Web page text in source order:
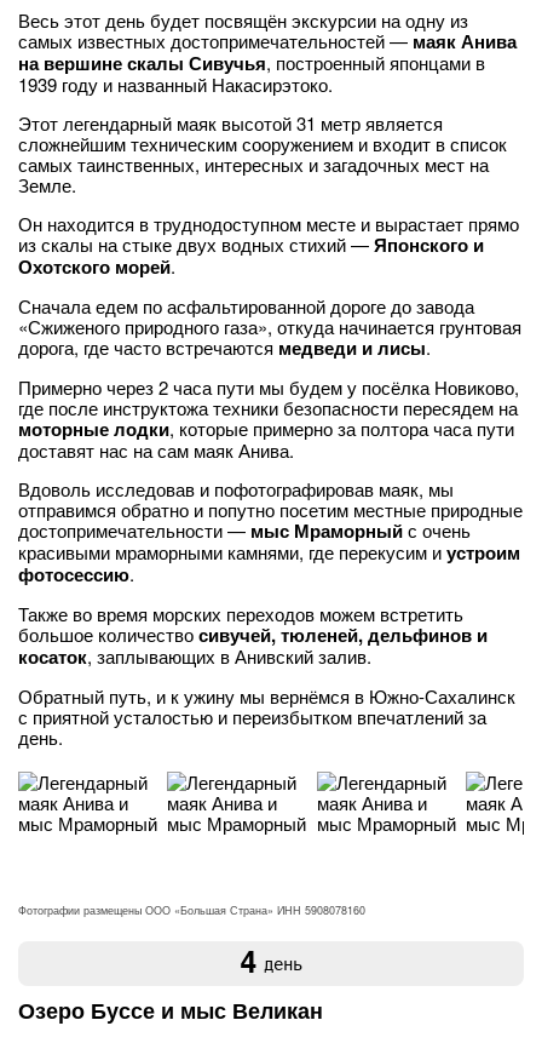
Весь этот день будет посвящён экскурсии на одну из
самых известных достопримечательностей — маяк Анива
на вершине скалы Сивучья, построенный японцами в
1939 году и названный Накасирэтоко.
Этот легендарный маяк высотой 31 метр является
сложнейшим техническим сооружением и входит в список
самых таинственных, интересных и загадочных мест на
Земле.
Он находится в труднодоступном месте и вырастает прямо
из скалы на стыке двух водных стихий —Японского и
Охотского морей.
Сначала едем по асфальтированной дороге до завода
«Сжиженого природного газа», откуда начинается грунтовая
дорога, где часто встречаются медведи и лисы.
Примерно через 2 часа пути мы будем у посёлка Новиково,
где после инструктожа техники безопасности пересядем на
моторные лодки, которые примерно за полтора часа пути
доставят нас на сам маяк Анива.
Вдоволь исследовав и пофотографировав маяк, мы
отправимся обратно и попутно посетим местные природные
достопримечательности — мыс Мраморныйс очень
красивыми мраморными камнями, где перекусим иустроим
фотосессию.
Также во время морских переходов можем встретить
большое количествосивучей, тюленей, дельфинов и
косаток, заплывающих в Анивский залив.
Обратный путь, и к ужину мы вернёмся в Южно-Сахалинск
с приятной усталостью и переизбытком впечатлений за
день.
Фотографии размещены ООО «Большая Страна» ИНН 5908078160
4 день
Озеро Буссе и мыс Великан